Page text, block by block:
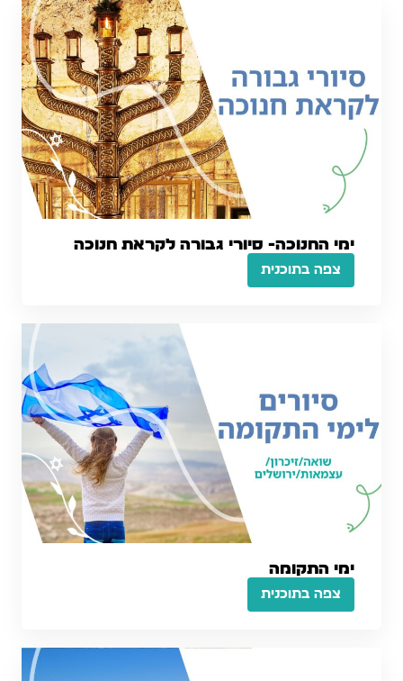
ימי החנוכה- סיורי גבורה לקראת חנוכה
צפה בתוכנית
ימי התקומה
צפה בתוכנית